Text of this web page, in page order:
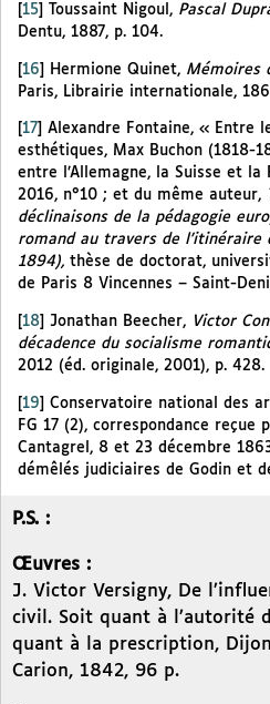
15 Toussaint Nigoul, Pascal
Dentu, 1887, p. 104.
[16] Hermione Quinet, Mémoires
Paris, Librairie internationale,
17
Alexandre Fontaine, « Entre
esthétiques, Max Buchon (1818-
entre l’Allemagne, la Suisse et la
2016, n°10 ; et du même auteur,
déclinaisons de la pédagogie
romand au travers de l’itinéraire
1894), thèse de doctorat,
de Paris 8 Vincennes – Saint-
18 Jonathan Beecher, Victor
décadence du socialisme
2012 (éd. originale, 2001), p. 428.
[19] Conservatoire national des
FG 17 (2), correspondance reçue
Cantagrel, 8 et 23 décembre
démêlés judiciaires de Godin et
P.S. :
Œuvres :
J. Victor Versigny, De
civil. Soit quant à l’autorité
quant à la prescription,
Carion, 1842, 96 p.